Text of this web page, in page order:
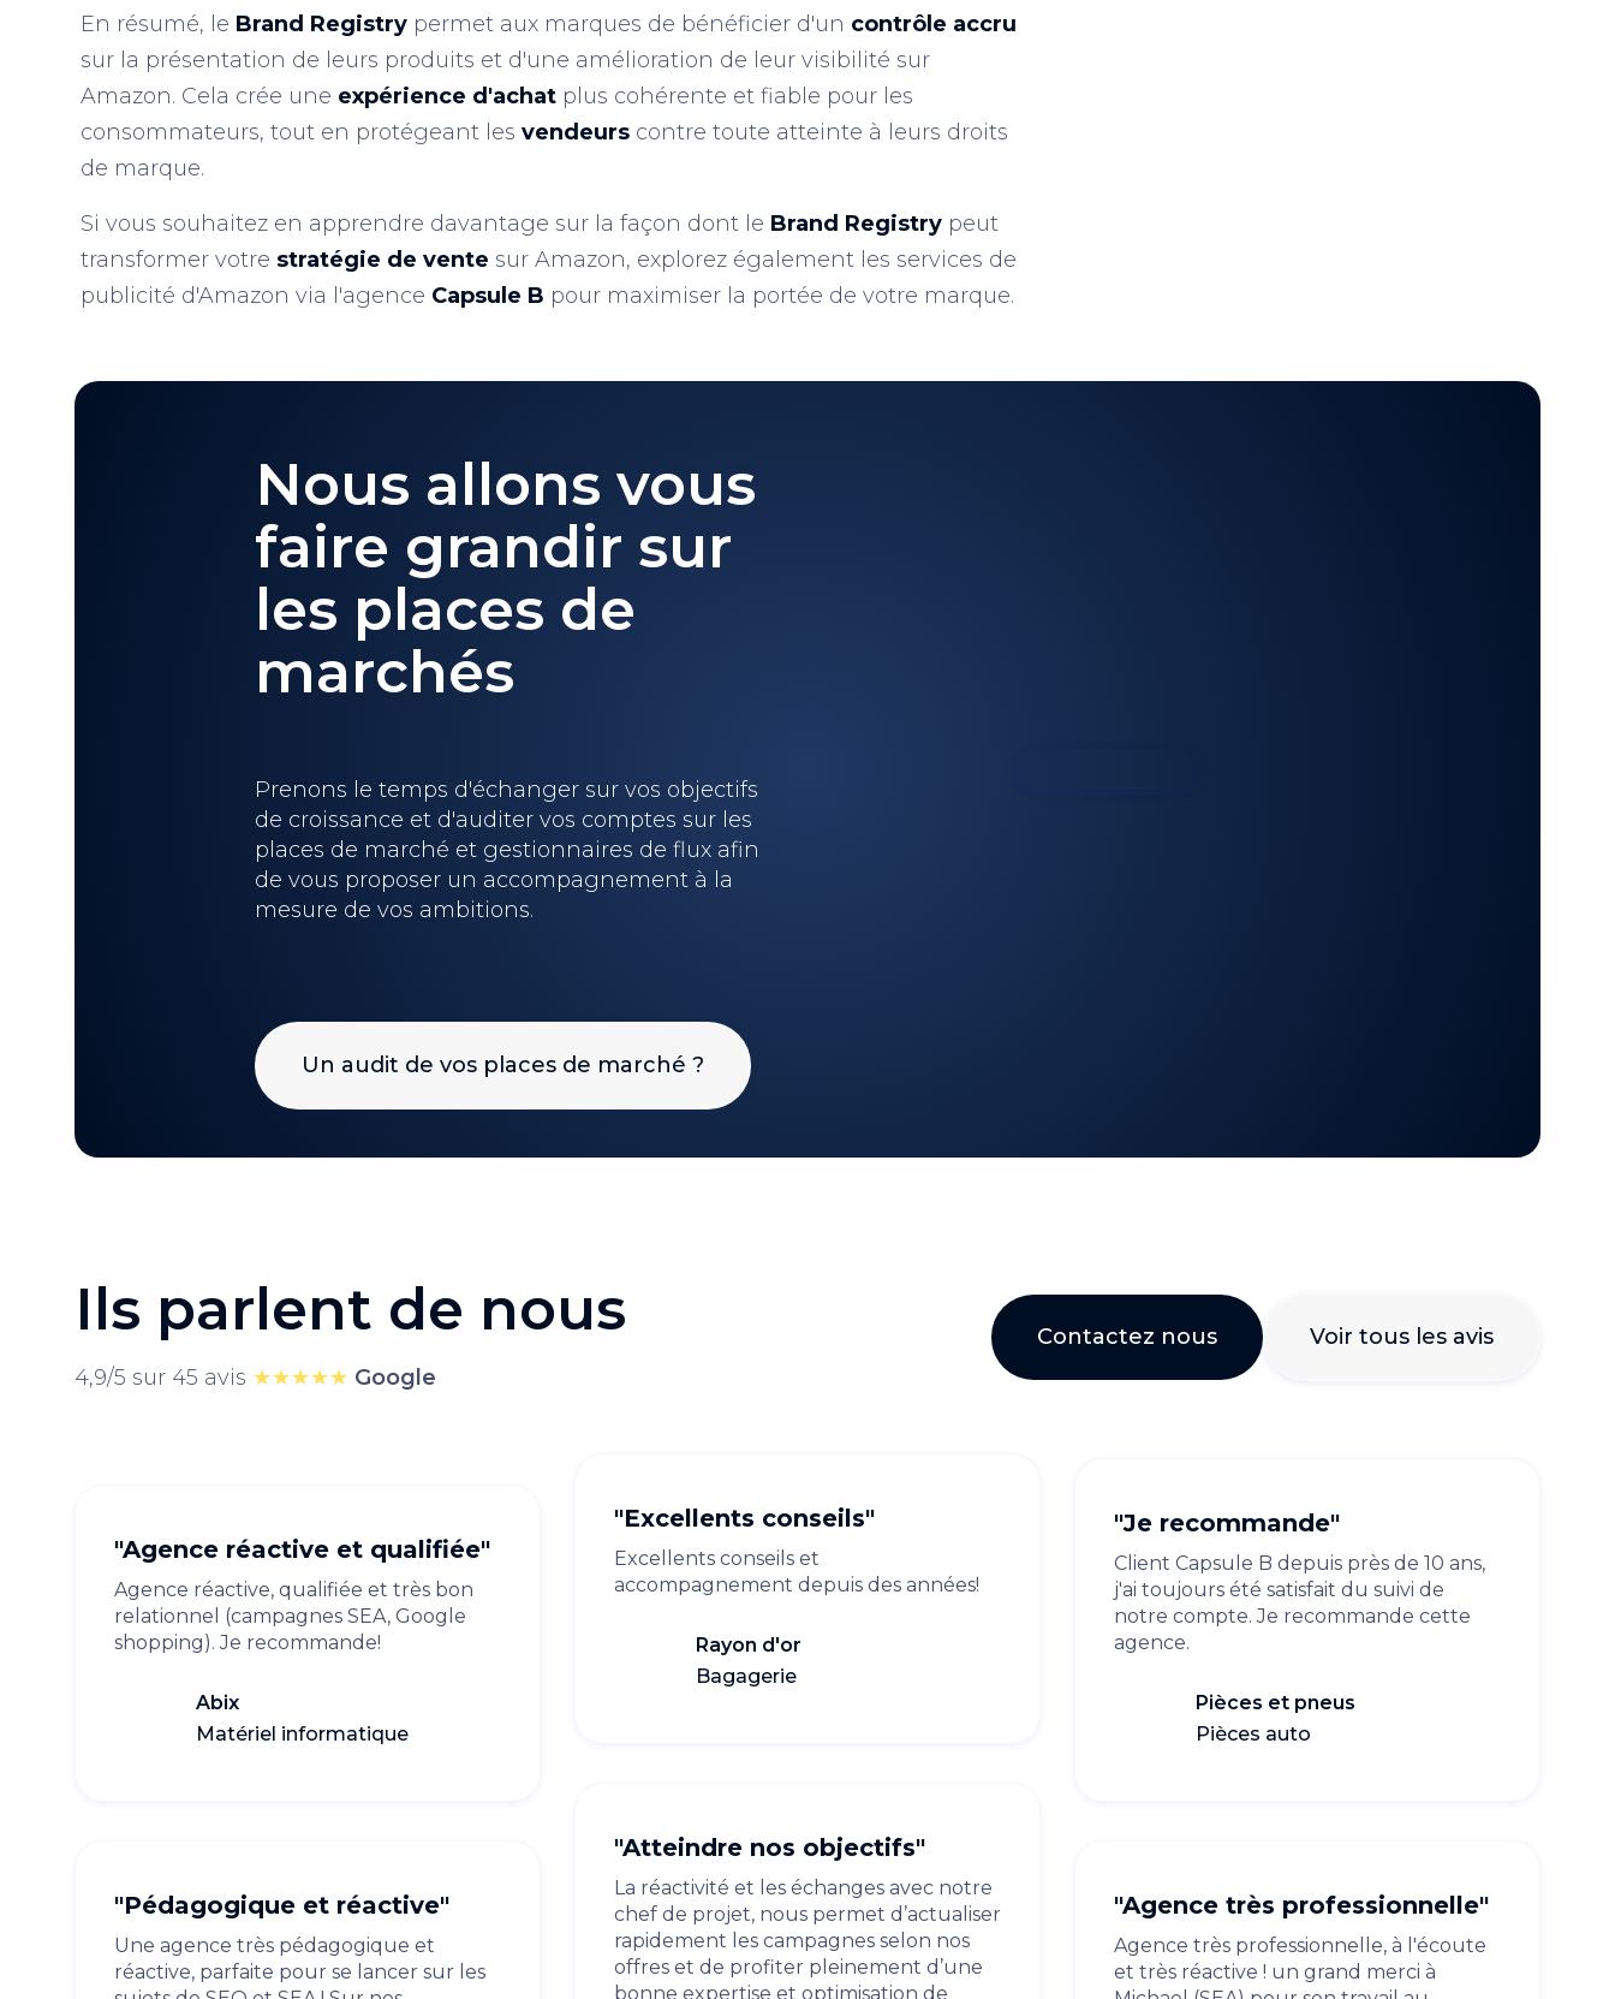
En résumé, le Brand Registry permet aux marques de bénéficier d'un contrôle accru
sur la présentation de leurs produits et d'une amélioration de leur visibilité sur
Amazon. Cela crée une expérience d'achat plus cohérente et fiable pour les
consommateurs, tout en protégeant lesvendeurs contre toute atteinte à leurs droits
de marque.
Si vous souhaitez en apprendre davantage sur la façon dont le Brand Registry peut
transformer votre stratégie de vente sur Amazon, explorez également les services de
publicité d'Amazon via l'agence Capsule B pour maximiser la portée de votre marque.
Nous allons vous
faire grandir sur
les places de
marchés
Prenons le temps d'échanger sur vos objectifs
de croissance et d'auditer vos comptes sur les
places de marché et gestionnaires de flux afin
de vous proposer un accompagnement à la
mesure de vos ambitions.
Un audit de vos places de marché ?
Ils parlent de nous
4,9/5 sur 45 avis ★★★★★ Google
Contactez nous Voir tous les avis
"Agence réactive et qualifiée"
Agence réactive, qualifiée et très bon
relationnel (campagnes SEA, Google
shopping). Je recommande!
Abix
Matériel informatique
"Excellents conseils"
Excellents conseils et
accompagnement depuis des années!
Rayon d'or
Bagagerie
"Je recommande"
Client Capsule B depuis près de 10 ans,
j'ai toujours été satisfait du suivi de
notre compte. Je recommande cette
agence.
Pièces et pneus
Pièces auto
"Pédagogique et réactive"
Une agence très pédagogique et
réactive, parfaite pour se lancer sur les
"Atteindre nos objectifs"
La réactivité et les échanges avec notre
chef de projet, nous permet d’actualiser
rapidement les campagnes selon nos
offres et de profiter pleinement d’une
bonne expertise et optimisation de
"Agence très professionnelle"
Agence très professionnelle, à l'écoute
et très réactive ! un grand merci à